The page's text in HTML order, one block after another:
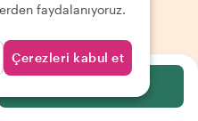
faydalanıyoruz.
Çerezleri kabul et